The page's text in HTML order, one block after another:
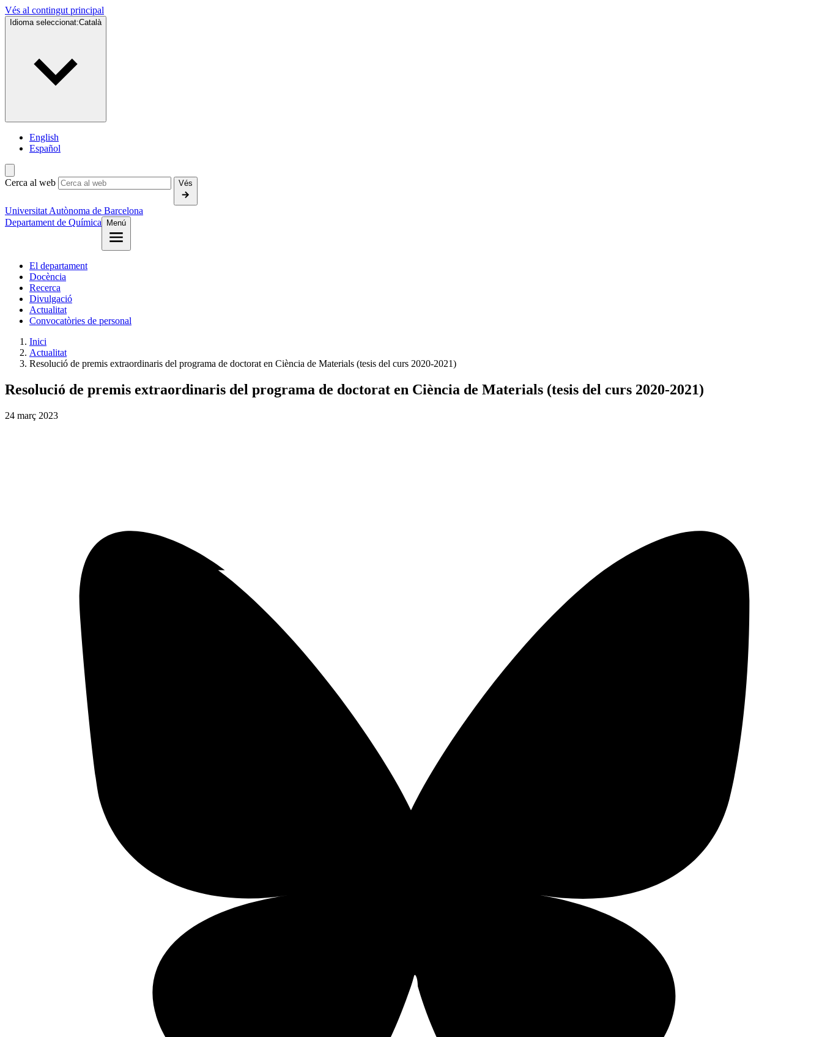
Vés al contingut principal
Idioma seleccionat:Català
English
Español
Cerca al web Vés
Universitat Autònoma de Barcelona
Departament de Química
Menú
El departament
Docència
Recerca
Divulgació
Actualitat
Convocatòries de personal
Inici
Actualitat
Resolució de premis extraordinaris del programa de doctorat en Ciència de Materials (tesis del curs 2020-2021)
Resolució de premis extraordinaris del programa de doctorat en Ciència de Materials (tesis del curs 2020-2021)
24 març 2023